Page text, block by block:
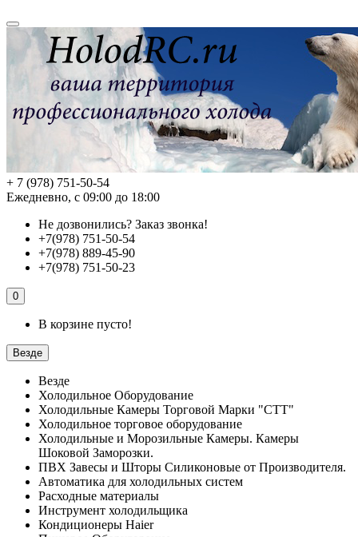
+ 7 (978) 751-50-54
Ежедневно, с 09:00 до 18:00
Не дозвонились? Заказ звонка!
+7(978) 751-50-54
+7(978) 889-45-90
+7(978) 751-50-23
0
В корзине пусто!
Везде
Везде
Холодильное Оборудование
Холодильные Камеры Торговой Марки "СТТ"
Холодильное торговое оборудование
Холодильные и Морозильные Камеры. Камеры
Шоковой Заморозки.
ПВХ Завесы и Шторы Силиконовые от Производителя.
Автоматика для холодильных систем
Расходные материалы
Инструмент холодильщика
Кондиционеры Haier